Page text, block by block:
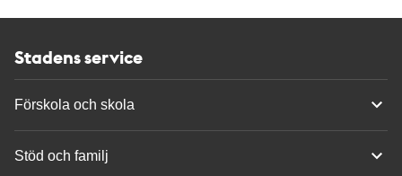
Stadens service
Förskola och skola
Stöd och familj